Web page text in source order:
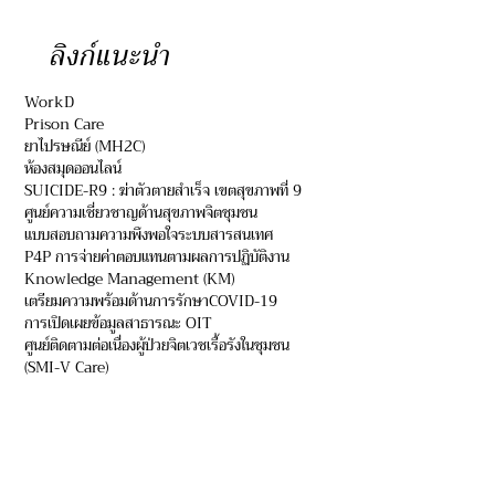
ลิงก์แนะนำ
WorkD
Prison Care
ยาไปรษณีย์ (MH2C)
ห้องสมุดออนไลน์
SUICIDE-R9 : ฆ่าตัวตายสำเร็จ เขตสุขภาพที่ 9
ศูนย์ความเชี่ยวชาญด้านสุขภาพจิตชุมชน
แบบสอบถามความพึงพอใจระบบสารสนเทศ
P4P การจ่ายค่าตอบแทนตามผลการปฏิบัติงาน
Knowledge Management (KM)
เตรียมความพร้อมด้านการรักษาCOVID-19
การเปิดเผยข้อมูลสาธารณะ OIT
ศูนย์ติดตามต่อเนื่องผู้ป่วยจิตเวชเรื้อรังในชุมชน
(SMI-V Care)